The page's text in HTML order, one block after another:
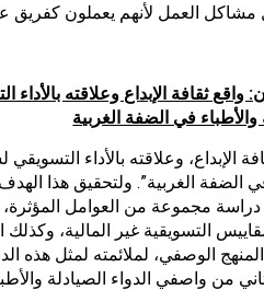
العمل لأنهم يعملون كفريق
محمود بربراوي (2011) بعنوان: واقع ثقافة
في الضفة الغربية
وعلاقته بالأداء
الضفة الغربية”. ولتحقيق هذا
دراسة مجموعة من العوامل
التسويقية غير المالية،
الوصفي، لملائمته لمثل
من واصفي الدواء الصيادلة